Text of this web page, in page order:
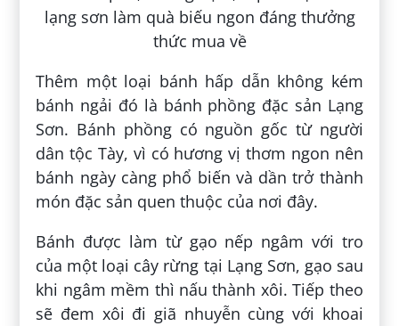
Thêm một loại bánh hấp dẫn không kém
bánh ngải đó là bánh phồng đặc sản Lạng
Sơn. Bánh phồng có nguồn gốc từ người
dân tộc Tày, vì có hương vị thơm ngon nên
bánh ngày càng phổ biến và dần trở thành
món đặc sản quen thuộc của nơi đây.
Bánh được làm từ gạo nếp ngâm với tro
của một loại cây rừng tại Lạng Sơn, gạo sau
khi ngâm mềm thì nấu thành xôi. Tiếp theo
sẽ đem xôi đi giã nhuyễn cùng với khoai